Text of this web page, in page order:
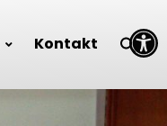
Open toolbar
Kontakt